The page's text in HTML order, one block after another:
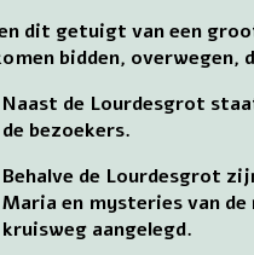
dit getuigt van een
bidden, overwegen,
Naast de Lourdesgrot
de bezoekers.
Behalve de Lourdesgrot
Maria en mysteries van
kruisweg aangelegd.